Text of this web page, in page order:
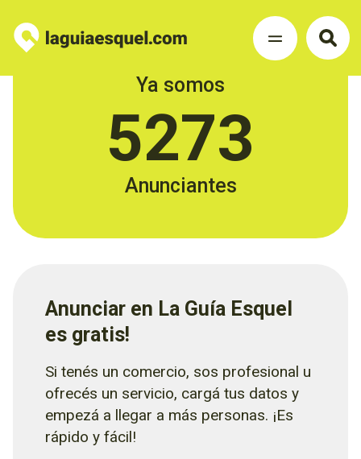
Ya somos
5273
Anunciantes
Anunciar en La Guía Esquel
es gratis!
Si tenés un comercio, sos profesional u
ofrecés un servicio, cargá tus datos y
empezá a llegar a más personas. ¡Es
rápido y fácil!